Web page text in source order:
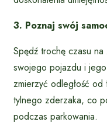
3. Poznaj swój
Spędź trochę czasu na
swojego pojazdu i
zmierzyć odległość
tylnego zderzaka, co
podczas parkowania.